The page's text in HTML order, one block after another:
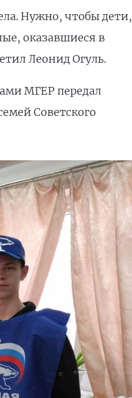
Нужно, чтобы дети,
оказавшиеся в
Леонид Огуль.
МГЕР передал
Советского